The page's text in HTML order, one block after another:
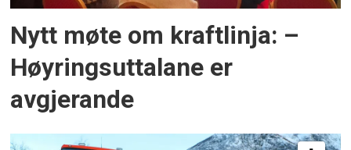
Nytt møte om kraftlinja: –
Høyringsuttalane er
avgjerande